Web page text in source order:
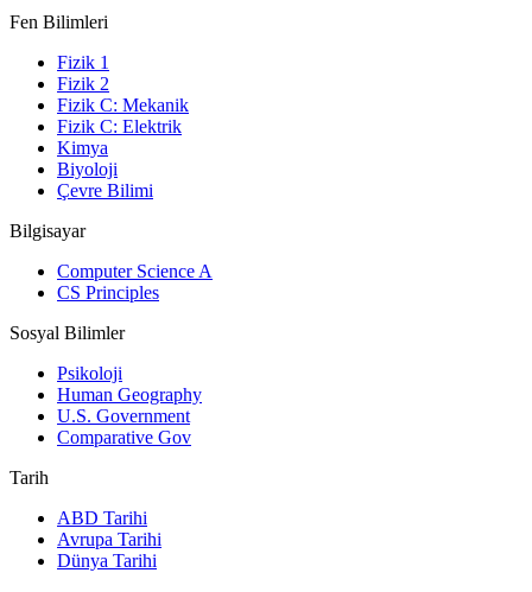
Fen Bilimleri
Fizik 1
Fizik 2
Fizik C: Mekanik
Fizik C: Elektrik
Kimya
Biyoloji
Çevre Bilimi
Bilgisayar
Computer Science A
CS Principles
Sosyal Bilimler
Psikoloji
Human Geography
U.S. Government
Comparative Gov
Tarih
ABD Tarihi
Avrupa Tarihi
Dünya Tarihi